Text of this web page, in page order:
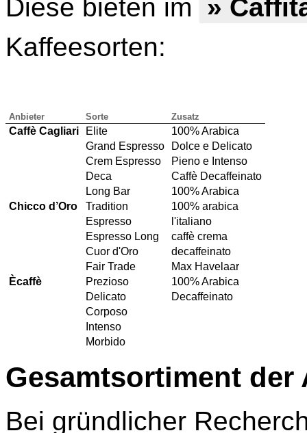
Diese bieten im »
Kaffeesorten:
Anbieter Sorte Zusatz
Caffè Cagliari Elite
100% Arabica
Grand Espresso
Dolce e Delicato
Crem Espresso
Pieno e Intenso
Deca
Caffè Decaffeinato
Long Bar
100% Arabica
Chicco d’Oro
Tradition
100% arabica
Espresso
l'italiano
Espresso Long
caffè crema
Cuor d'Oro
decaffeinato
Fair Trade
Max Havelaar
Ècaffè
Prezioso
100% Arabica
Delicato
Decaffeinato
Corposo
Intenso
Morbido
Gesamtsortiment der
Bei gründlicher